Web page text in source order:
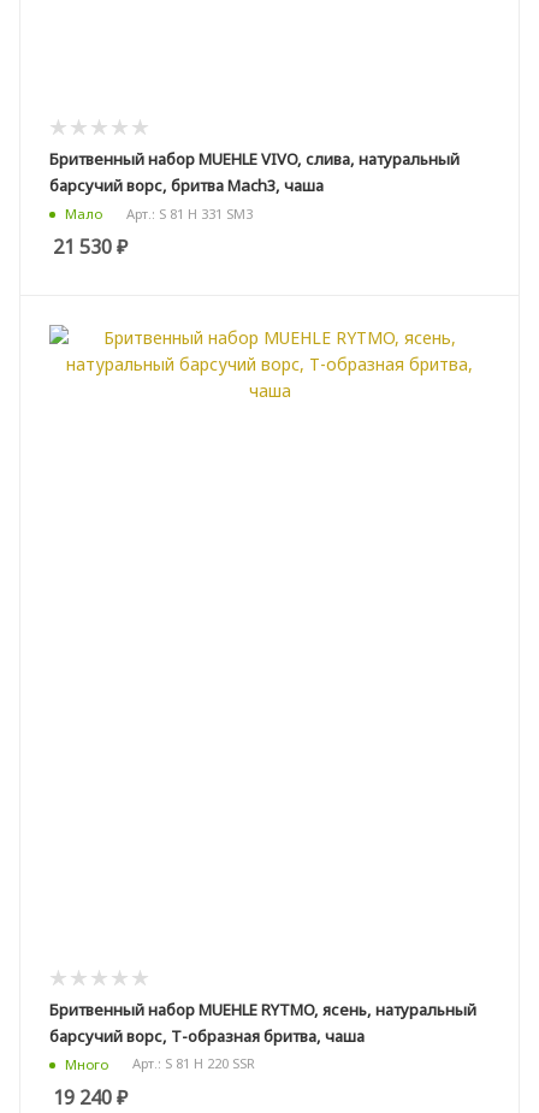
Бритвенный набор MUEHLE VIVO, слива, натуральный
барсучий ворс, бритва Mach3, чаша
Мало Арт.: S 81 H 331 SM3
21 530₽
Бритвенный набор MUEHLE RYTMO, ясень, натуральный
барсучий ворс, Т-образная бритва, чаша
Много Арт.: S 81 H 220 SSR
19 240₽